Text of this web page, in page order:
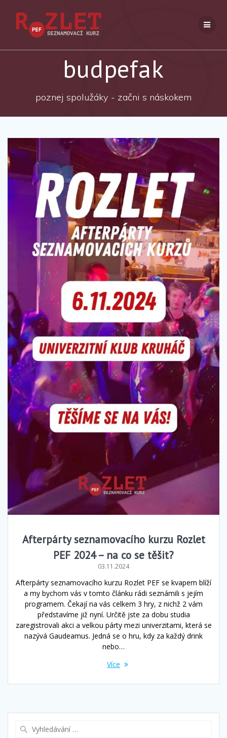
budpefak
poznej spolužáky - začni s náskokem
Afterpárty seznamovacího kurzu Rozlet
PEF 2024 – na co se těšit?
03.11.2024
Afterpárty seznamovacího kurzu Rozlet PEF se kvapem blíží
a my bychom vás v tomto článku rádi seznámili s jejím
programem. Čekají na vás celkem 3 hry, z nichž 2 vám
představíme již nyní. Určitě jste za dobu studia
zaregistrovali akci a velkou párty mezi univerzitami, která se
nazývá Gaudeamus. Jedná se o hru, kdy za každý drink
nebo…
Více